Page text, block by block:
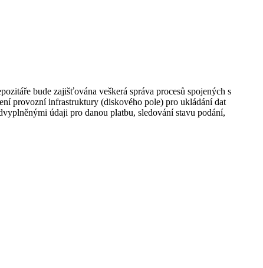
bude zajišťována veškerá správa procesů spojených s
provozní infrastruktury (diskového pole) pro ukládání dat
údaji pro danou platbu, sledování stavu podání,